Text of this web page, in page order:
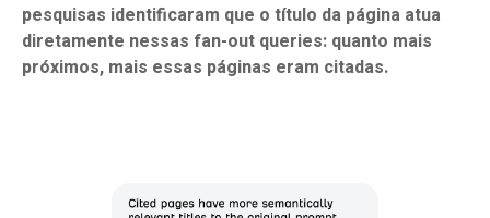
pesquisas identificaram que o título da página atua
diretamente nessas fan-out queries: quanto mais
próximos, mais essas páginas eram citadas.